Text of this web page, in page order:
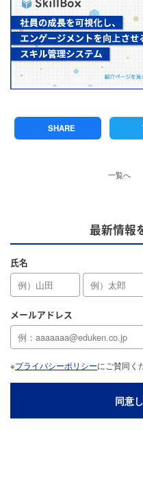
SHARE
一覧へ
最新情報
氏名
メールアドレス
※プライバシーポリシーにご賛同く